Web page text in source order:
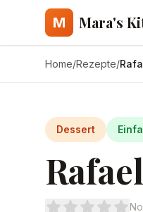
M Mara's
Home/Rezepte/
Dessert